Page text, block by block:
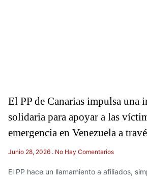
El PP de Canarias impulsa una
solidaria para apoyar a las
emergencia en Venezuela a
Junio 28, 2026 No Hay Comentarios
El PP hace un llamamiento a afiliados,